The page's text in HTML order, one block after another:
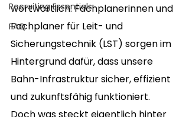
Recruiting Essentials
FAQ
wortwörtlich. Fachplanerinnen und
Fachplaner für Leit- und
Sicherungstechnik (LST) sorgen im
Hintergrund dafür, dass unsere
Bahn-Infrastruktur sicher, effizient
und zukunftsfähig funktioniert.